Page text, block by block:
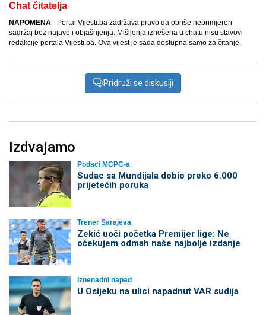
Chat čitatelja
NAPOMENA - Portal Vijesti.ba zadržava pravo da obriše neprimjeren
sadržaj bez najave i objašnjenja. Mišljenja iznešena u chatu nisu stavovi
redakcije portala Vijesti.ba. Ova vijest je sada dostupna samo za čitanje.
Pridruži se diskusiji
Izdvajamo
Podaci MCPC-a
Sudac sa Mundijala dobio preko 6.000
prijetećih poruka
Trener Sarajeva
Zekić uoči početka Premijer lige: Ne
očekujem odmah naše najbolje izdanje
Iznenadni napad
U Osijeku na ulici napadnut VAR sudija